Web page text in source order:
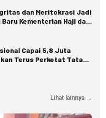
dan Meritokrasi Jadi
Kementerian Haji dan
Capai 5,8 Juta
Terus Perketat Tata
Lihat lainnya →